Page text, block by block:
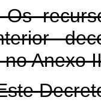
Anexo